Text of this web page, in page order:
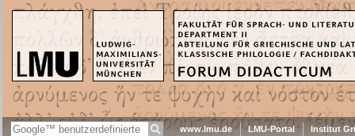
www.lmu.de LMU-Portal Institut